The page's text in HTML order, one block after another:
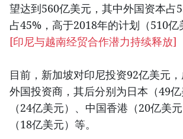
望达到560亿美元，其中外国资本占
占45%，高于2018年的计划（510亿
[印尼与越南经贸合作潜力持续释放]
目前，新加坡对印尼投资92亿美元
外国投资商，其后分别为日本（49
（24亿美元）、中国香港（20亿美
（18亿美元）等。